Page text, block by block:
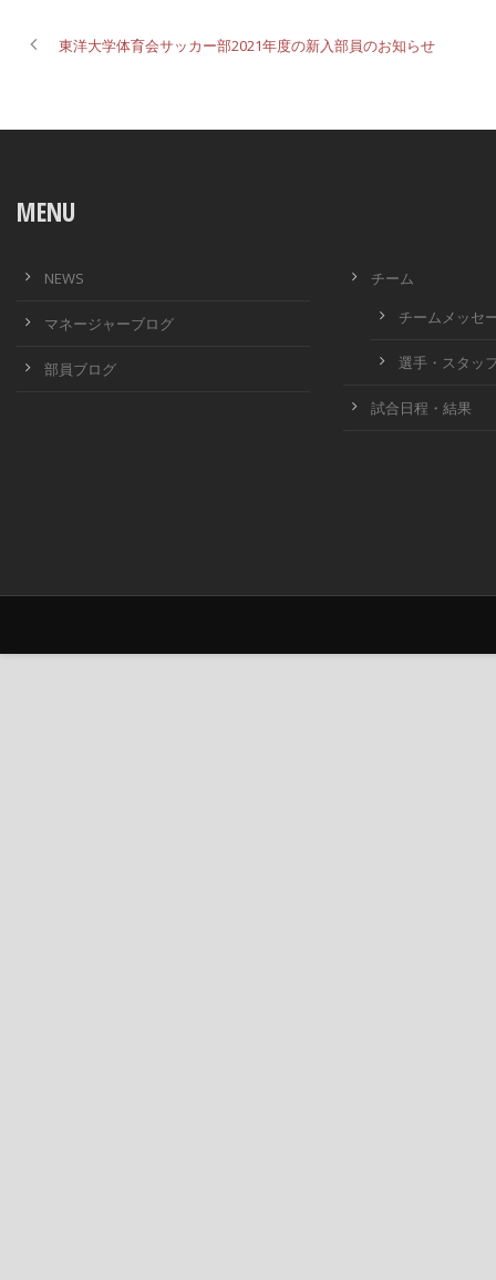
東洋大学体育会サッカー部2021年度の新入部員のお知らせ
MENU
NEWS
マネージャーブログ
部員ブログ
チーム
チームメッセ
選手・スタッ
試合日程・結果